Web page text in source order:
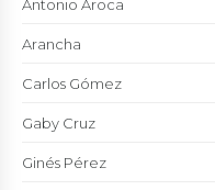
Antonio Aroca
Arancha
Carlos Gómez
Gaby Cruz
Ginés Pérez